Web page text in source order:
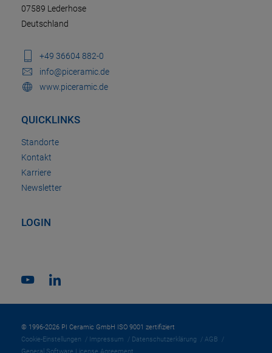
07589 Lederhose
Deutschland
+49 36604 882-0
info@piceramic.de
www.piceramic.de
QUICKLINKS
Standorte
Kontakt
Karriere
Newsletter
LOGIN
© 1996-2026 PI Ceramic GmbH ISO 9001 zertifiziert
Cookie-Einstellungen
Impressum Datenschutzerklärung
AGB